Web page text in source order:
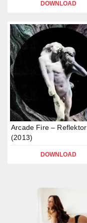
DOWNLOAD
Arcade Fire – Reflektor
(2013)
DOWNLOAD